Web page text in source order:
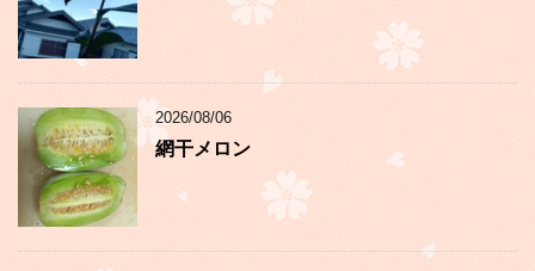
2026/08/06
網干メロン